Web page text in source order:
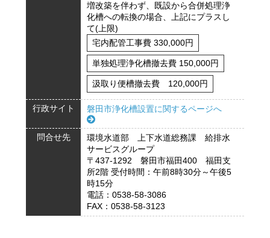
増改築を伴わず、既設から合併処理浄
化槽への転換の場合、上記にプラスし
て(上限)
宅内配管工事費 330,000円
単独処理浄化槽撤去費 150,000円
汲取り便槽撤去費 120,000円
行政サイト 磐田市浄化槽設置に関するページへ
問合せ先
環境水道部 上下水道総務課 給排水
サービスグループ
〒437-1292 磐田市福田400 福田支
所2階 受付時間：午前8時30分～午後5
時15分
電話：0538-58-3086
FAX：0538-58-3123